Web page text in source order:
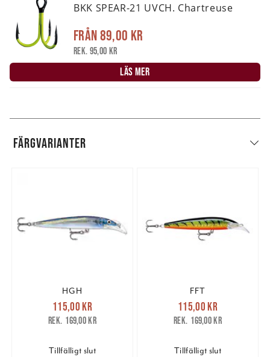
BKK SPEAR-21 UVCH. Chartreuse
Från89,00 kr
Rek. 95,00 kr
LÄS MER
FÄRGVARIANTER
HGH
Nuvarande pris
115,00 krTidigare pris
169,00 kr
115,00 kr
169,00 kr
Tillfälligt slut
FFT
Nuvarande pris
115,00 krTidigare pris
169,00 kr
115,00 kr
169,00 kr
Tillfälligt slut